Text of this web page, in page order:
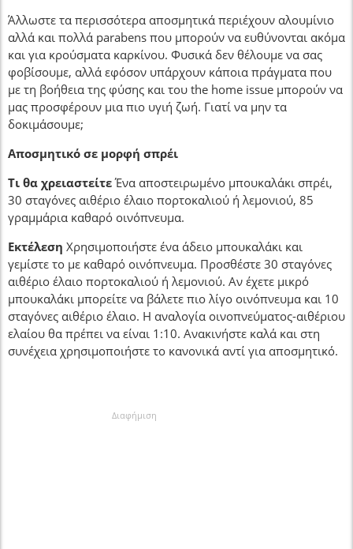
Άλλωστε τα περισσότερα αποσμητικά περιέχουν αλουμίνιο
αλλά και πολλά parabens που μπορούν να ευθύνονται ακόμα
και για κρούσματα καρκίνου. Φυσικά δεν θέλουμε να σας
φοβίσουμε, αλλά εφόσον υπάρχουν κάποια πράγματα που
με τη βοήθεια της φύσης και του the home issue μπορούν να
μας προσφέρουν μια πιο υγιή ζωή. Γιατί να μην τα
δοκιμάσουμε;
Αποσμητικό σε μορφή σπρέι
Τι θα χρειαστείτεΈνα αποστειρωμένο μπουκαλάκι σπρέι,
30 σταγόνες αιθέριο έλαιο πορτοκαλιού ή λεμονιού, 85
γραμμάρια καθαρό οινόπνευμα.
Εκτέλεση Χρησιμοποιήστε ένα άδειο μπουκαλάκι και
γεμίστε το με καθαρό οινόπνευμα. Προσθέστε 30 σταγόνες
αιθέριο έλαιο πορτοκαλιού ή λεμονιού. Αν έχετε μικρό
μπουκαλάκι μπορείτε να βάλετε πιο λίγο οινόπνευμα και 10
σταγόνες αιθέριο έλαιο. Η αναλογία οινοπνεύματος-αιθέριου
ελαίου θα πρέπει να είναι 1:10. Ανακινήστε καλά και στη
συνέχεια χρησιμοποιήστε το κανονικά αντί για αποσμητικό.
Διαφήμιση